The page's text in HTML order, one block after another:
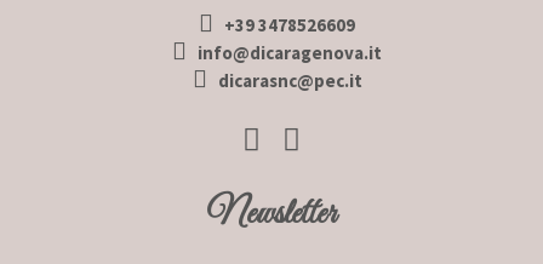
+39 3478526609
info@dicaragenova.it
dicarasnc@pec.it
Newsletter